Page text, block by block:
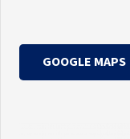
GOOGLE MAPS